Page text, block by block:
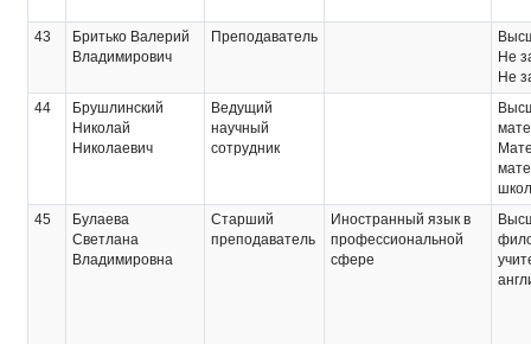
43
Бритько Валерий
Владимирович
Преподаватель
Не
Не
44
Брушлинский
Николай
Николаевич
Ведущий
научный
сотрудник
45
Булаева
Светлана
Владимировна
Старший
преподаватель
Иностранный язык в
профессиональной
сфере